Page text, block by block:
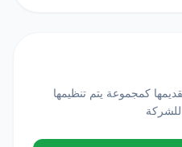
كمجموعة يتم تنظيمها